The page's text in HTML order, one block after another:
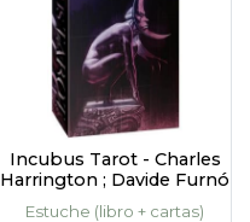
Incubus Tarot - Charles
Harrington ; Davide Furnó
Estuche (libro + cartas)